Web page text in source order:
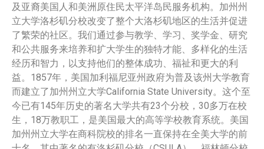
及亚裔美国人和美洲原住民太平洋岛民服务机构。加州州
立大学洛杉矶分校改变了整个大洛杉矶地区的生活并促进
了繁荣的社区。我们通过参与教学、学习、奖学金、研究
和公共服务来培养和扩大学生的独特才能、多样化的生活
经历和智力，以支持他们的整体成功、福祉和更大的利
益。1857年，美国加利福尼亚州政府为普及该州大学教育
而建立了加州州立大学California State University。这个至
今已有145年历史的著名大学共有23个分校，30多万在校
生，18万教职工，是美国最大的高等学校教育系统。美国
加州州立大学在商科院校的排名一直保持在全美大学的前